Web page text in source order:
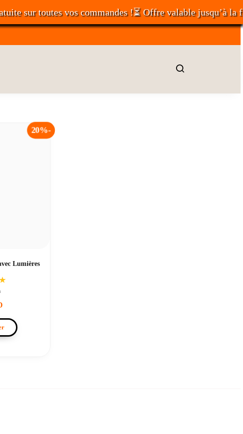
Lumières
20%-
sur toutes vos commandes !⏳ Offre valable jusqu’à la fin